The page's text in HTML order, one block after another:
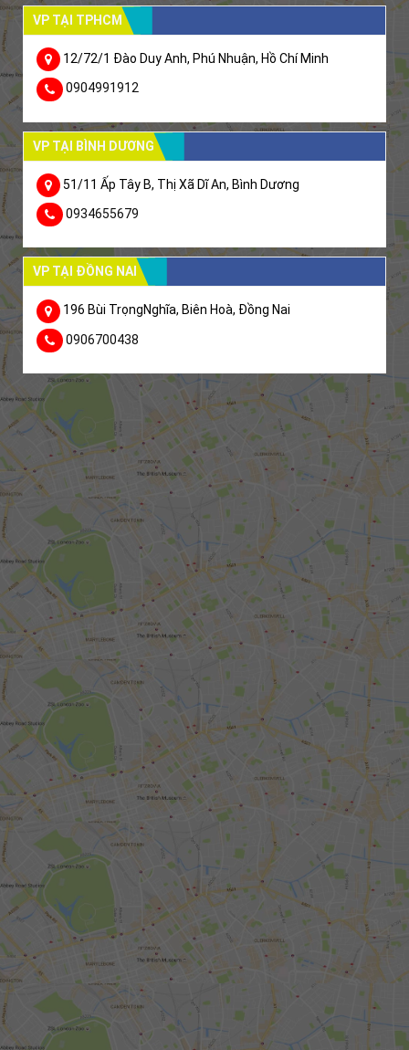
VP TẠI TPHCM
12/72/1 Đào Duy Anh, Phú Nhuận, Hồ Chí Minh
0904991912
VP TẠI BÌNH DƯƠNG
51/11 Ấp Tây B, Thị Xã Dĩ An, Bình Dương
0934655679
VP TẠI ĐỒNG NAI
196 Bùi TrọngNghĩa, Biên Hoà, Đồng Nai
0906700438